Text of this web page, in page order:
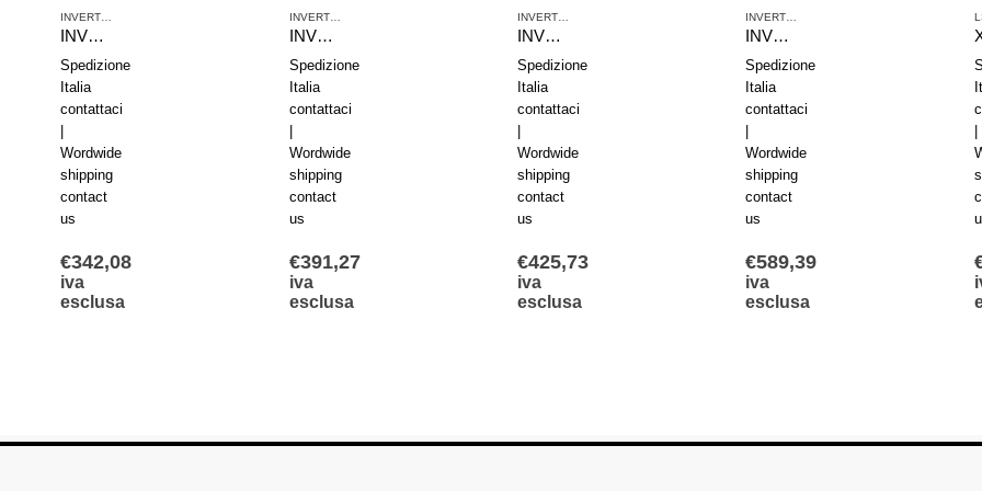
LS ELECTRIC INVERTER E MICROINVERTER LS ELECTRIC
INVERTER VFD S100 IP66 LSLV0008S100-4EXFNS
Spedizione
Italia
contattaci
Wordwide
shipping
contact
us
€342,08
iva
esclusa
INVERTER E MICROINVERTER LS ELECTRIC
INVERTER VFD S100 IP20 LSLV0055S100-4EOFNS
Spedizione
Italia
contattaci
Wordwide
shipping
contact
us
€391,27
iva
esclusa
INVERTER E MICROINVERTER LS ELECTRIC
INVERTER VFD S100 IP66 LSLV0022S100-4EXFNS
Spedizione
Italia
contattaci
Wordwide
shipping
contact
us
€425,73
iva
esclusa
INVERTER E MICROINVERTER LS
INVERTER VFD S100 IP20 LSLV0110S100-4EOFNS
Spedizione
Italia
contattaci
Wordwide
shipping
contact
us
€589,39
iva
esclusa